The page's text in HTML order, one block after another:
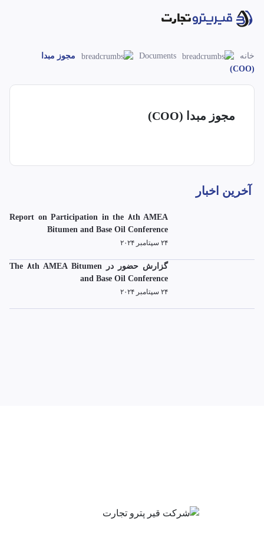
خانه Documents
مجوز مبدا
(COO)
مجوز مبدا (COO)
آخرین اخبار
Report on Participation in the ۸th AMEA
Bitumen and Base Oil Conference
۲۴ سپتامبر ۲۰۲۴
گزارش حضور در The ۸th AMEA Bitumen
and Base Oil Conference
۲۴ سپتامبر ۲۰۲۴